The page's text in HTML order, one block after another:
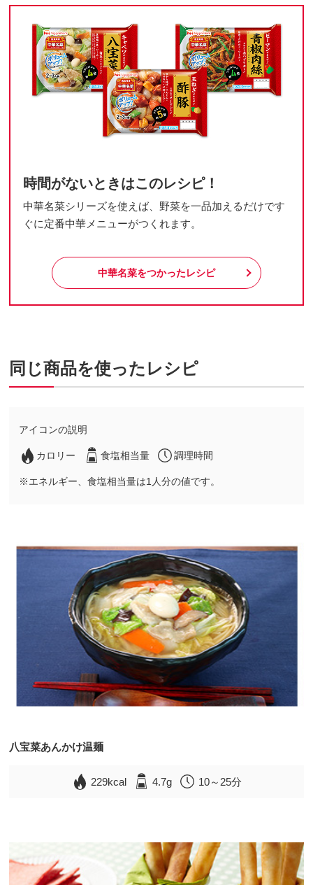
時間がないときはこのレシピ！
中華名菜シリーズを使えば、野菜を一品加えるだけです
ぐに定番中華メニューがつくれます。
中華名菜をつかったレシピ
同じ商品を使ったレシピ
アイコンの説明
カロリー 食塩相当量 調理時間
※エネルギー、食塩相当量は1人分の値です。
八宝菜あんかけ温麺
229kcal 4.7g 10～25分